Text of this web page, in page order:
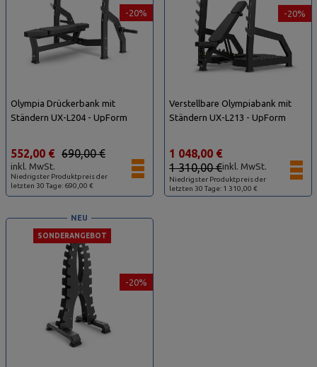
-20%
Olympia Drückerbank mit
Ständern UX-L204 - UpForm
Niedrigster Produktpreis der
letzten 30 Tage: 690,00 €
690,00 €
552,00 €
inkl. MwSt.
-20%
Verstellbare Olympiabank mit
Ständern UX-L213 - UpForm
Niedrigster Produktpreis der
letzten 30 Tage: 1 310,00 €
1 310,00 €
1 048,00 €
inkl. MwSt.
-20%
SONDERANGEBOT
NEU